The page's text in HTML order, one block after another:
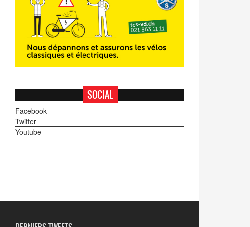
SOCIAL
Facebook
Twitter
Youtube